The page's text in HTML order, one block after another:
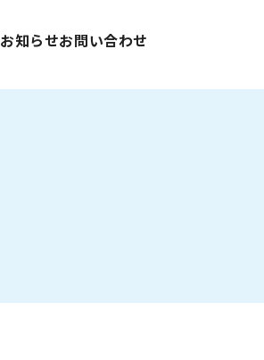
お知らせお問い合わせ